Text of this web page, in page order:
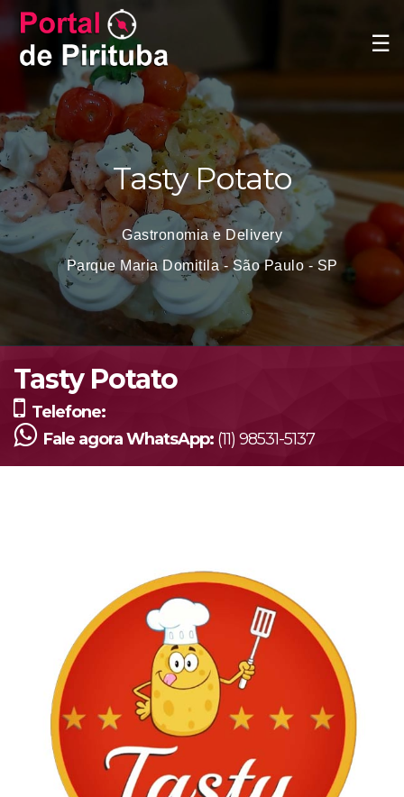
☰
Tasty Potato
Gastronomia e Delivery
Parque Maria Domitila - São Paulo - SP
Tasty Potato
Telefone:
Fale agora WhatsApp: (11) 98531-5137